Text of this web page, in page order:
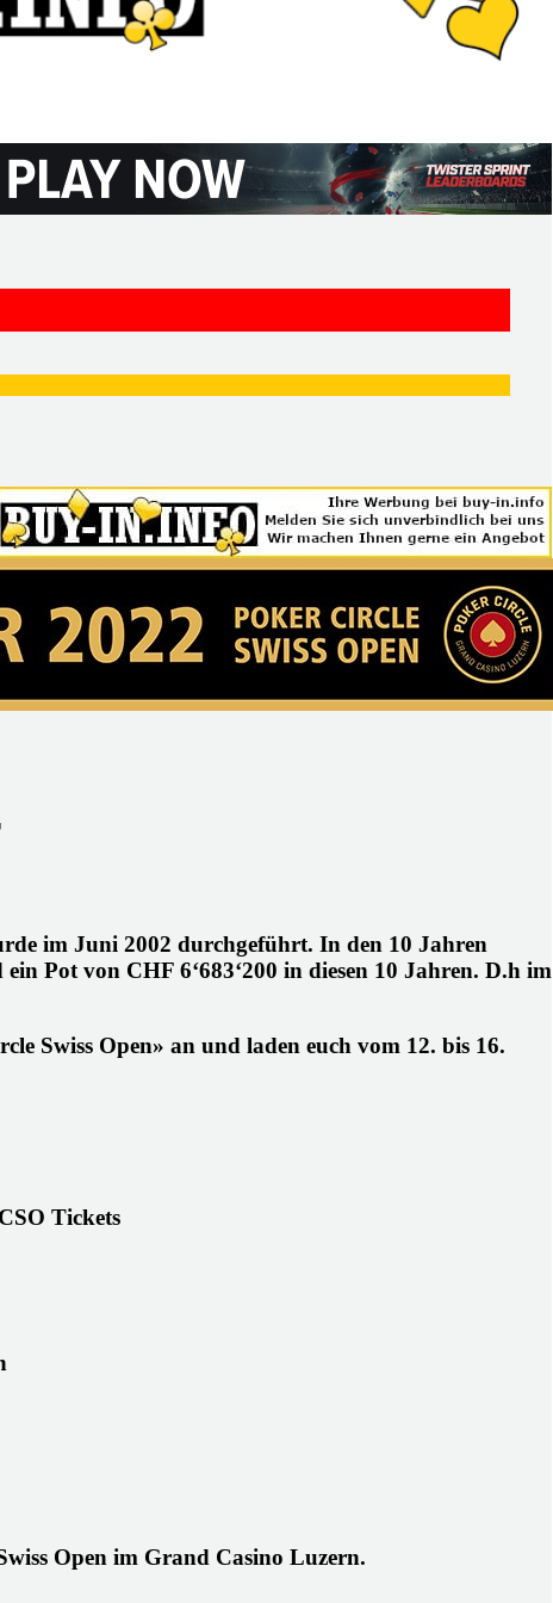
im Juni 2002 durchgeführt. In den 10 Jahren
Pot von CHF 6‘683‘200 in diesen 10 Jahren. D.h im
Swiss Open» an und laden euch vom 12. bis 16.
Tickets
Open im Grand Casino Luzern.